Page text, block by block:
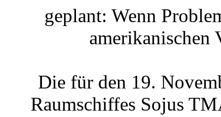
geplant: Wenn
amerikanischen
Die für den 19.
Raumschiffes Sojus